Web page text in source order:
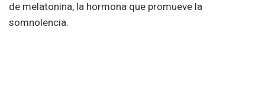
de melatonina, la hormona que promueve la
somnolencia.